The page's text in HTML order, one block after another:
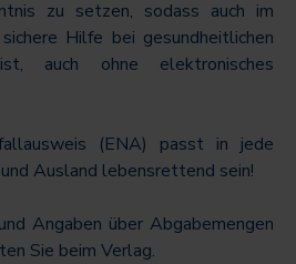
zu setzen, sodass auch im
Hilfe bei gesundheitlichen
auch ohne elektronisches
(ENA) passt in jede
Ausland lebensrettend sein!
Angaben über Abgabemengen
Sie beim Verlag.